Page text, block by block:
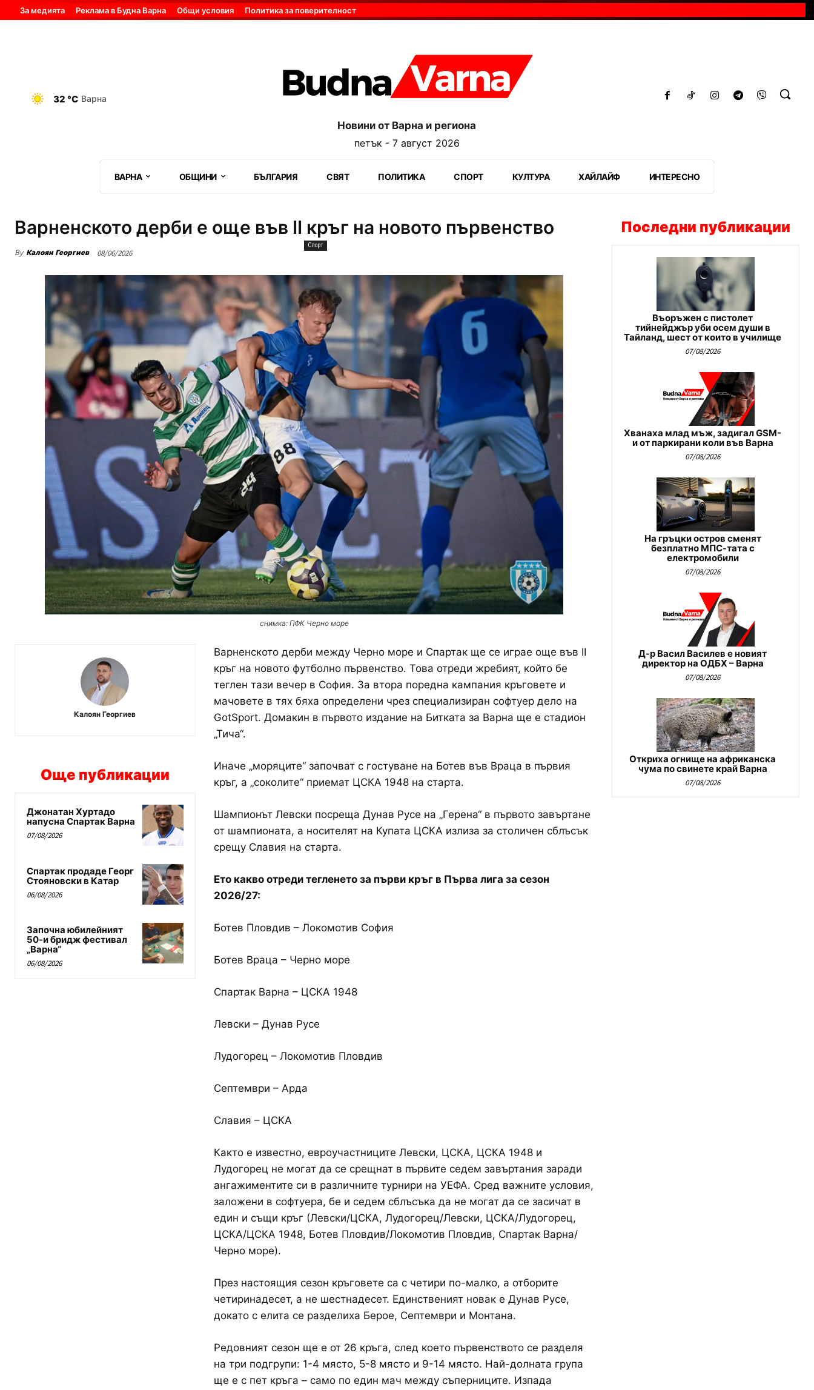
За медията Реклама в Будна Варна Общи условия Политика за поверителност
32 °C Варна
Новини от Варна и региона
петък - 7 август 2026
ВАРНА ОБЩИНИ БЪЛГАРИЯ СВЯТ ПОЛИТИКА СПОРТ КУЛТУРА ХАЙЛАЙФ ИНТЕРЕСНО
Варненското дерби е още във ІІ кръг на новото първенство
By Калоян Георгиев 08/06/2026
Спорт
снимка: ПФК Черно море
Калоян Георгиев
Още публикации
Джонатан Хуртадо
напусна Спартак Варна
07/08/2026
Спартак продаде Георг
Стояновски в Катар
06/08/2026
Започна юбилейният
50-и бридж фестивал
„Варна“
06/08/2026
Варненското дерби между Черно море и Спартак ще се играе още във ІІ
кръг на новото футболно първенство. Това отреди жребият, който бе
теглен тази вечер в София. За втора поредна кампания кръговете и
мачовете в тях бяха определени чрез специализиран софтуер дело на
GotSport. Домакин в първото издание на Битката за Варна ще е стадион
„Тича“.
Иначе „моряците“ започват с гостуване на Ботев във Враца в първия
кръг, а „соколите“ приемат ЦСКА 1948 на старта.
Шампионът Левски посреща Дунав Русе на „Герена“ в първото завъртане
от шампионата, а носителят на Купата ЦСКА излиза за столичен сблъсък
срещу Славия на старта.
Ето какво отреди тегленето за първи кръг в Първа лига за сезон
2026/27:
Ботев Пловдив – Локомотив София
Ботев Враца – Черно море
Спартак Варна – ЦСКА 1948
Левски – Дунав Русе
Лудогорец – Локомотив Пловдив
Септември – Арда
Славия – ЦСКА
Както е известно, евроучастниците Левски, ЦСКА, ЦСКА 1948 и
Лудогорец не могат да се срещнат в първите седем завъртания заради
ангажиментите си в различните турнири на УЕФА. Сред важните условия,
заложени в софтуера, бе и седем сблъсъка да не могат да се засичат в
един и същи кръг (Левски/ЦСКА, Лудогорец/Левски, ЦСКА/Лудогорец,
ЦСКА/ЦСКА 1948, Ботев Пловдив/Локомотив Пловдив, Спартак Варна/
Черно море).
През настоящия сезон кръговете са с четири по-малко, а отборите
четиринадесет, а не шестнадесет. Единственият новак е Дунав Русе,
докато с елита се разделиха Берое, Септември и Монтана.
Редовният сезон ще е от 26 кръга, след което първенството се разделя
на три подгрупи: 1-4 място, 5-8 място и 9-14 място. Най-долната група
ще е с пет кръга – само по един мач между съперниците. Изпада
Последни публикации
Въоръжен с пистолет
тийнейджър уби осем души в
Тайланд, шест от които в училище
07/08/2026
Хванаха млад мъж, задигал GSM-
и от паркирани коли във Варна
07/08/2026
На гръцки остров сменят
безплатно МПС-тата с
електромобили
07/08/2026
Д-р Васил Василев е новият
директор на ОДБХ – Варна
07/08/2026
Откриха огнище на африканска
чума по свинете край Варна
07/08/2026